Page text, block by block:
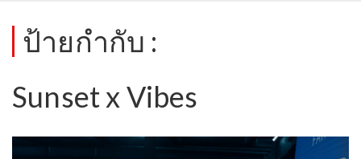
ป้ายกำกับ :
Sunset x Vibes